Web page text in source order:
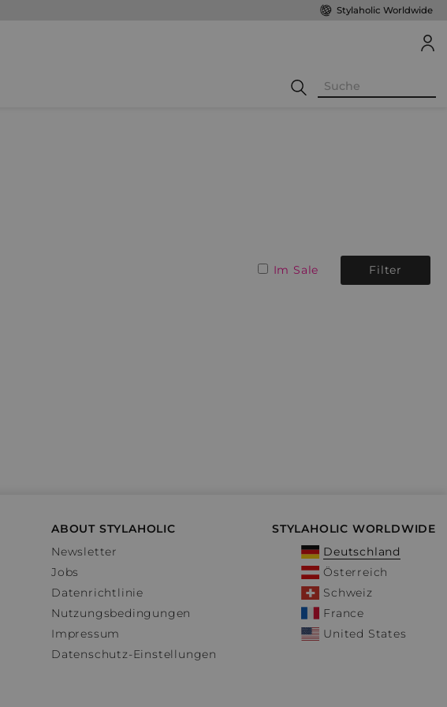
Stylaholic Worldwide
Im Sale Filter
ABOUT STYLAHOLIC
Newsletter
Jobs
Datenrichtlinie
Nutzungsbedingungen
Impressum
Datenschutz-Einstellungen
STYLAHOLIC WORLDWIDE
Deutschland
Österreich
Schweiz
France
United States